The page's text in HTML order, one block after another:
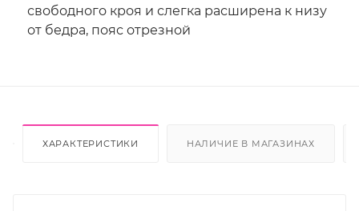
свободного кроя и слегка расширена к низу
от бедра, пояс отрезной
ХАРАКТЕРИСТИКИ НАЛИЧИЕ В МАГАЗИНАХ